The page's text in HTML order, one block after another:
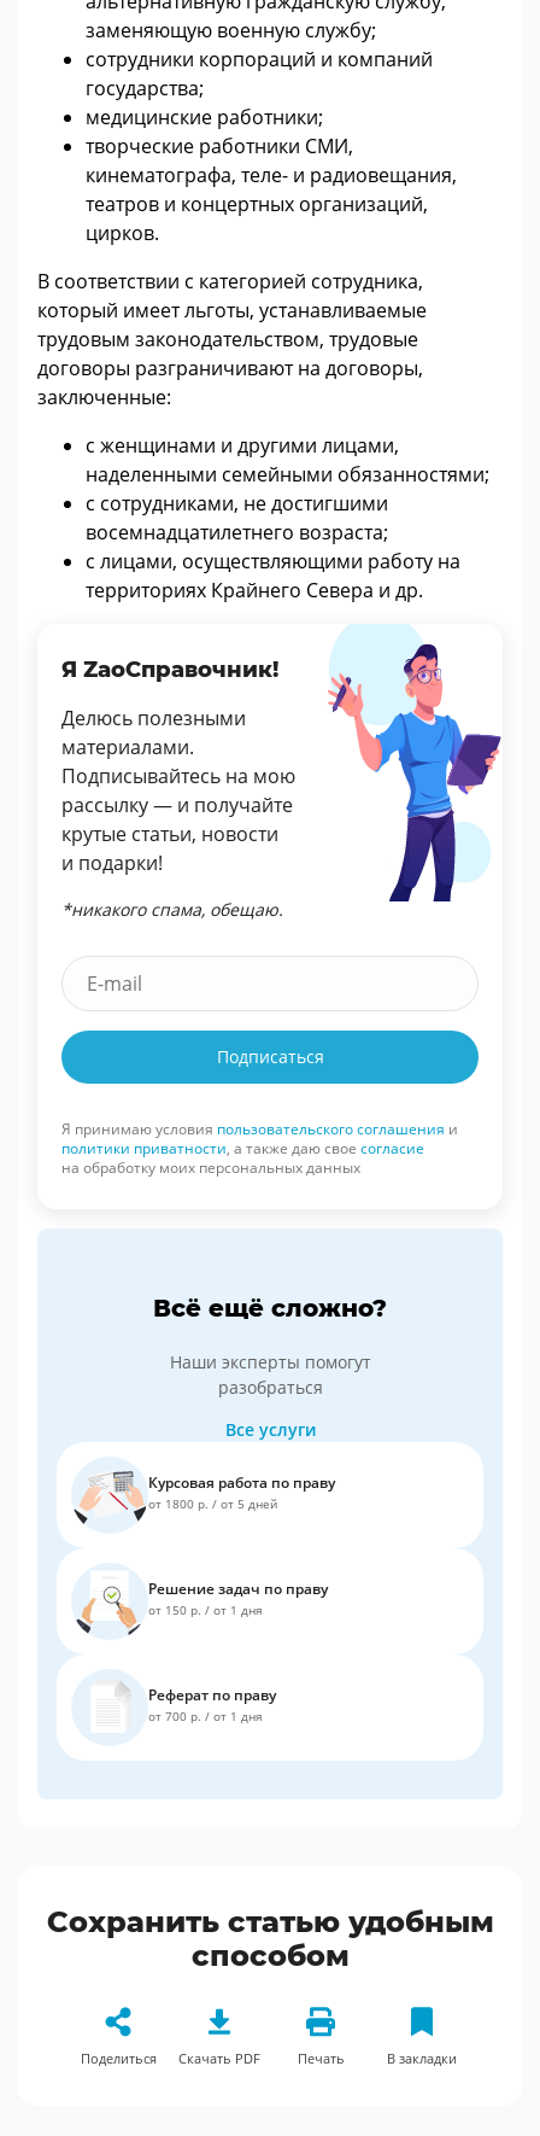
заменяющую военную службу;
сотрудники корпораций и компаний
государства;
медицинские работники;
творческие работники СМИ,
кинематографа, теле- и радиовещания,
театров и концертных организаций,
цирков.
В соответствии с категорией сотрудника,
который имеет льготы, устанавливаемые
трудовым законодательством, трудовые
договоры разграничивают на договоры,
заключенные:
с женщинами и другими лицами,
наделенными семейными обязанностями;
с сотрудниками, не достигшими
восемнадцатилетнего возраста;
с лицами, осуществляющими работу на
территориях Крайнего Севера и др.
Я ZaoСправочник!
Делюсь полезными
материалами.
Подписывайтесь на мою
рассылку — и получайте
крутые статьи, новости
и подарки!
*никакого спама, обещаю.
Подписаться
Я принимаю условия пользовательского соглашения и
политики приватности, а также даю свое согласие
на обработку моих персональных данных
Всё ещё сложно?
Наши эксперты помогут
разобраться
Все услуги
Курсовая работа по праву
от 1800 р. / от 5 дней
Решение задач по праву
от 150 р. / от 1 дня
Реферат по праву
от 700 р. / от 1 дня
Сохранить статью удобным
способом
Поделиться Скачать PDF Печать В закладки